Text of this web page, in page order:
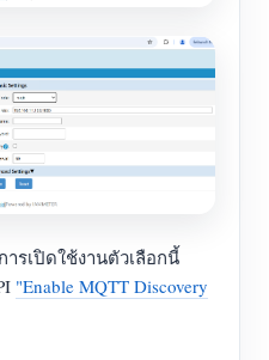
ารเปิดใช้งานตัวเลือกนี้
"Enable MQTT Discovery